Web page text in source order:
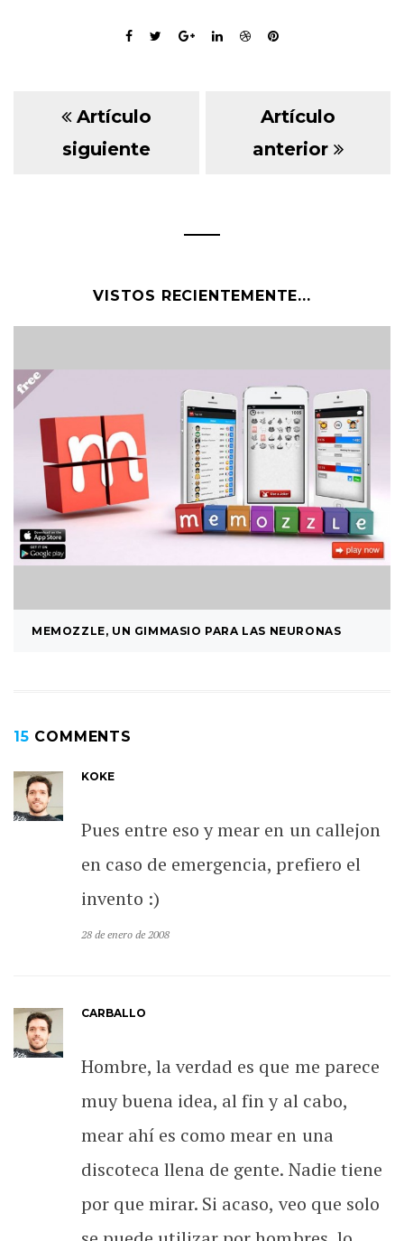
Artículo
siguiente
Artículo
anterior
VISTOS RECIENTEMENTE...
MEMOZZLE, UN GIMMASIO PARA LAS NEURONAS
15 COMMENTS
KOKE
Pues entre eso y mear en un callejon
en caso de emergencia, prefiero el
invento :)
28 de enero de 2008
CARBALLO
Hombre, la verdad es que me parece
muy buena idea, al fin y al cabo,
mear ahí es como mear en una
discoteca llena de gente. Nadie tiene
por que mirar. Si acaso, veo que solo